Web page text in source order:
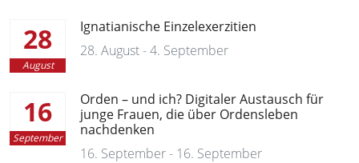
28
August
Ignatianische Einzelexerzitien
28. August - 4. September
16
September
Orden – und ich? Digitaler Austausch für
junge Frauen, die über Ordensleben
nachdenken
16. September - 16. September